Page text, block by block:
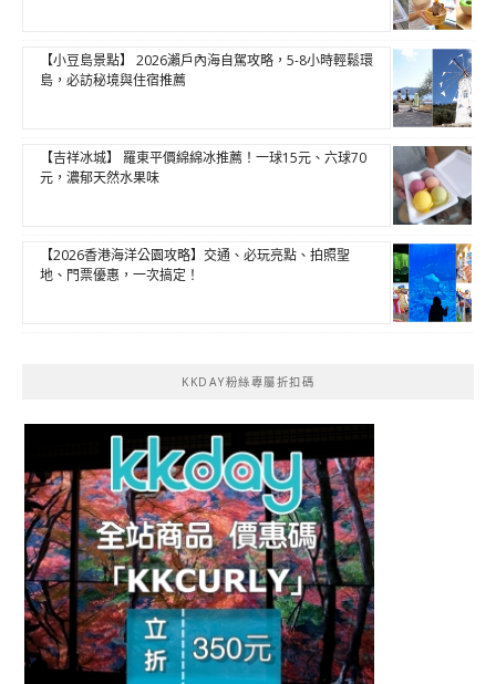
【小豆島景點】 2026瀨戶內海自駕攻略，5-8小時輕鬆環
島，必訪秘境與住宿推薦
【吉祥冰城】 羅東平價綿綿冰推薦！一球15元、六球70
元，濃郁天然水果味
【2026香港海洋公園攻略】交通、必玩亮點、拍照聖
地、門票優惠，一次搞定！
KKDAY粉絲專屬折扣碼